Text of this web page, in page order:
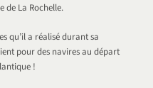
de La Rochelle.
qu’il a réalisé durant sa
pour des navires au départ
!